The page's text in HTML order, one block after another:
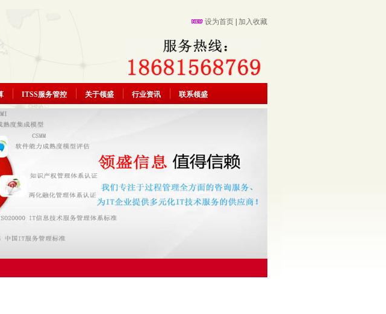
设为首页 加入收藏
ITSS服务管控 关于领盛 行业资讯 联系领盛